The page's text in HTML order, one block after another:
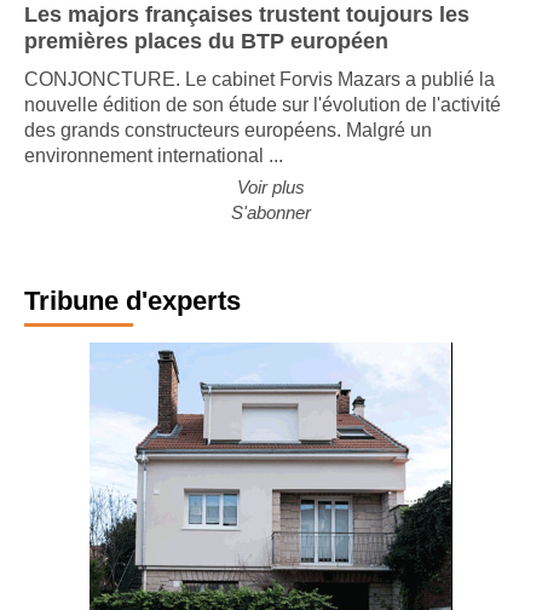
Les majors françaises trustent toujours les
premières places du BTP européen
CONJONCTURE. Le cabinet Forvis Mazars a publié la
nouvelle édition de son étude sur l'évolution de l'activité
des grands constructeurs européens. Malgré un
environnement international ...
Voir plus
S'abonner
Tribune d'experts